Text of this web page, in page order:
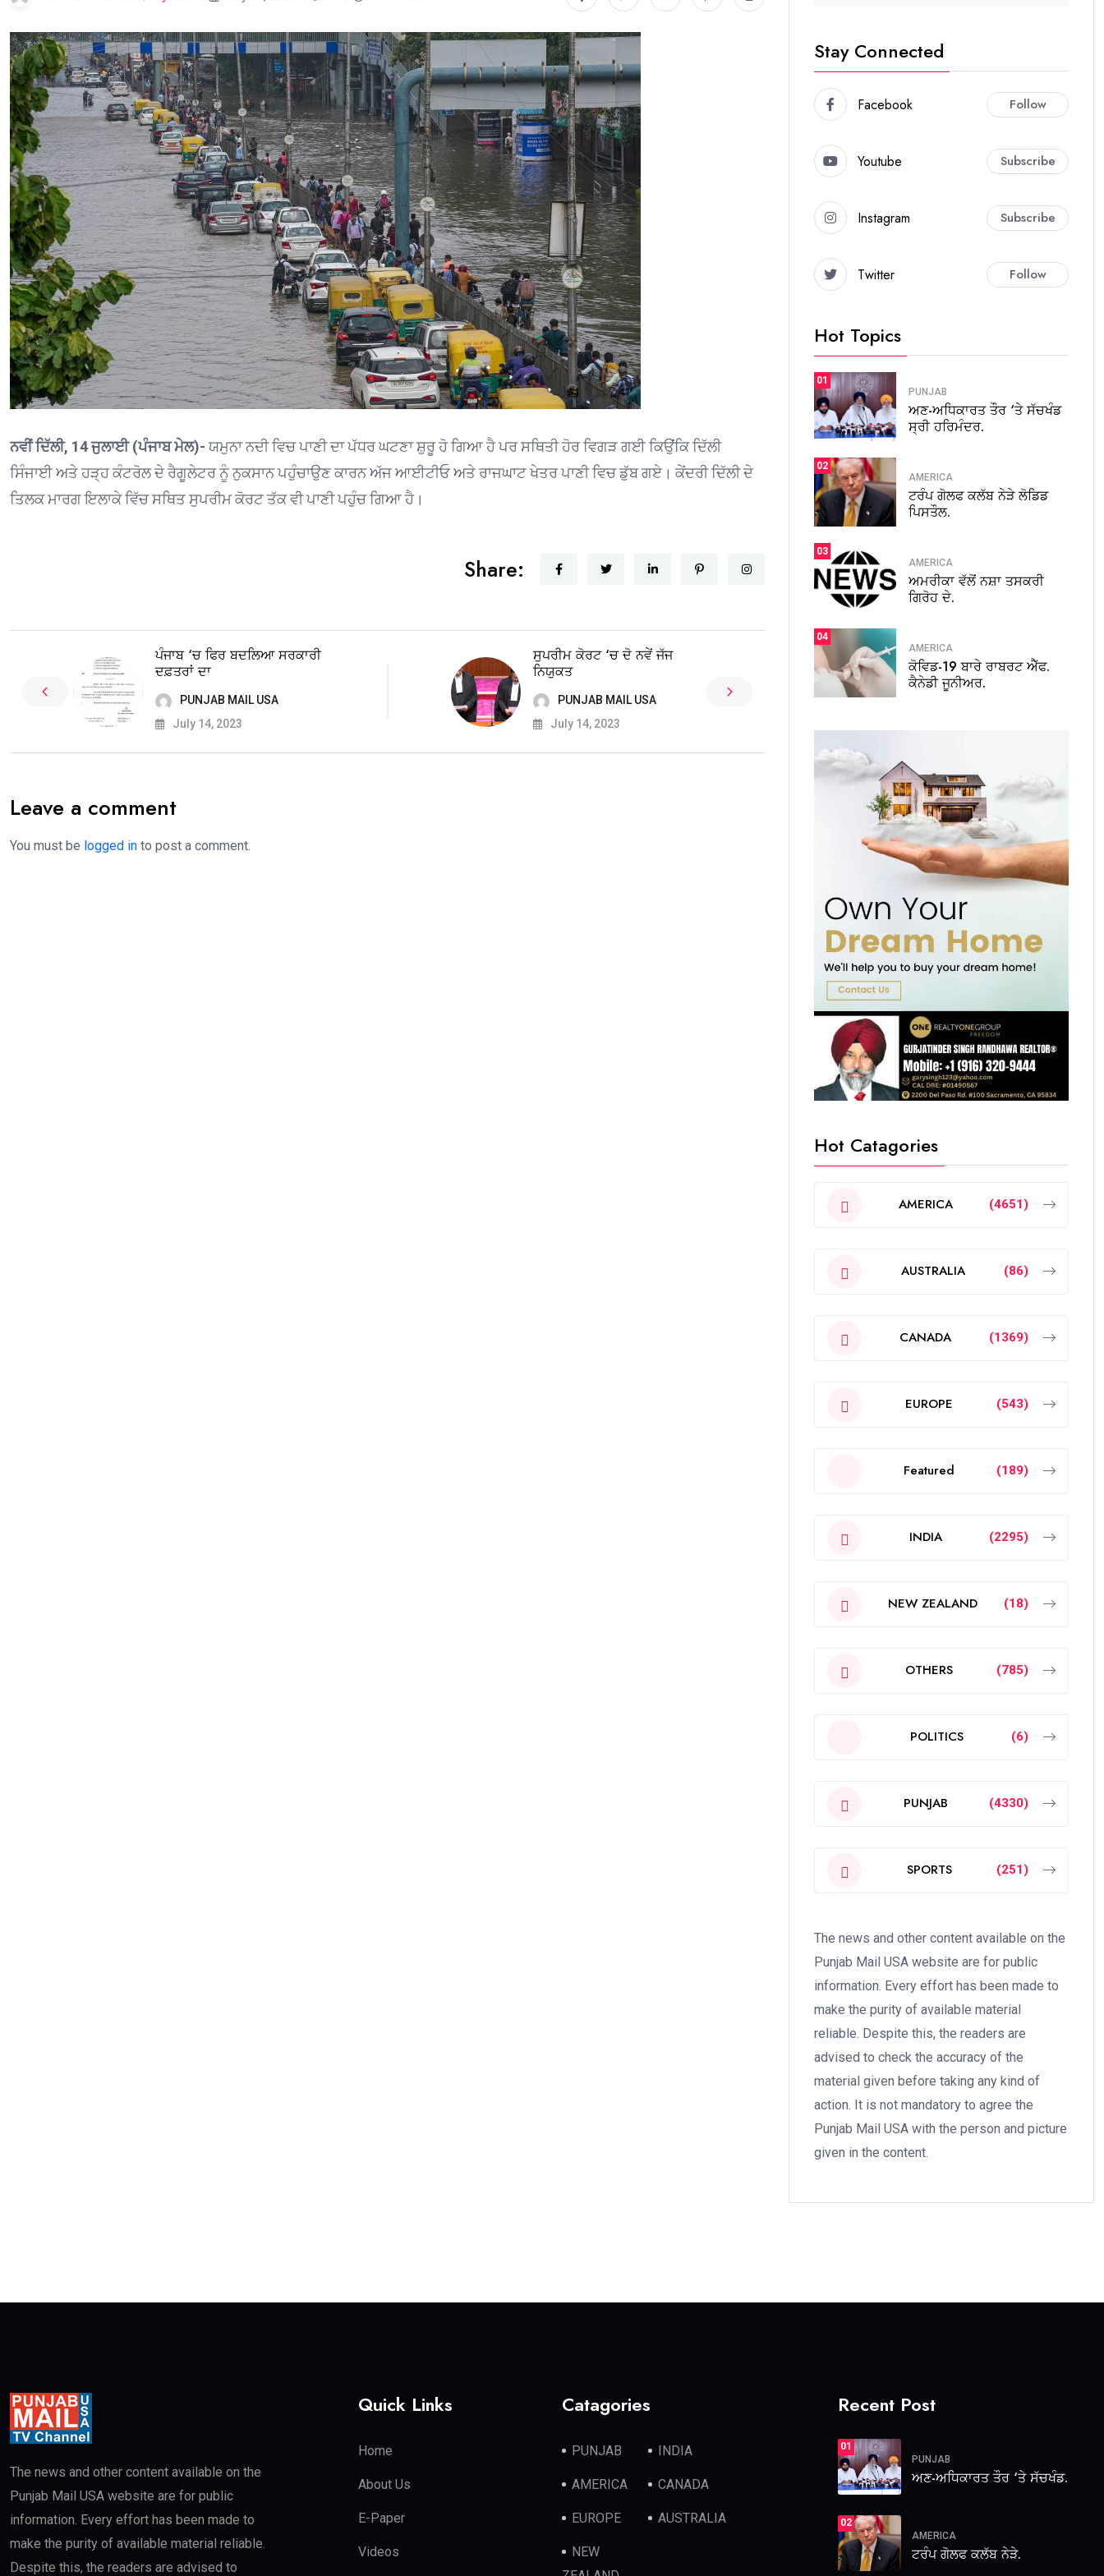
ਨਵੀਂ ਦਿੱਲੀ, 14 ਜੁਲਾਈ (ਪੰਜਾਬ ਮੇਲ)- ਯਮੁਨਾ ਨਦੀ ਵਿਚ ਪਾਣੀ ਦਾ ਪੱਧਰ ਘਟਣਾ ਸ਼ੁਰੂ ਹੋ ਗਿਆ ਹੈ ਪਰ ਸਥਿਤੀ ਹੋਰ ਵਿਗੜ ਗਈ ਕਿਉਂਕਿ ਦਿੱਲੀ
ਸਿੰਜਾਈ ਅਤੇ ਹੜ੍ਹ ਕੰਟਰੋਲ ਦੇ ਰੈਗੂਲੇਟਰ ਨੂੰ ਨੁਕਸਾਨ ਪਹੁੰਚਾਉਣ ਕਾਰਨ ਅੱਜ ਆਈਟੀਓ ਅਤੇ ਰਾਜਘਾਟ ਖੇਤਰ ਪਾਣੀ ਵਿਚ ਡੁੱਬ ਗਏ। ਕੇਂਦਰੀ ਦਿੱਲੀ ਦੇ
ਤਿਲਕ ਮਾਰਗ ਇਲਾਕੇ ਵਿੱਚ ਸਥਿਤ ਸੁਪਰੀਮ ਕੋਰਟ ਤੱਕ ਵੀ ਪਾਣੀ ਪਹੁੰਚ ਗਿਆ ਹੈ।
Share:
ਪੰਜਾਬ ‘ਚ ਫਿਰ ਬਦਲਿਆ ਸਰਕਾਰੀ
ਦਫ਼ਤਰਾਂ ਦਾ
PUNJAB MAIL USA
July 14, 2023
ਸੁਪਰੀਮ ਕੋਰਟ ‘ਚ ਦੋ ਨਵੇਂ ਜੱਜ
ਨਿਯੁਕਤ
PUNJAB MAIL USA
July 14, 2023
Leave a comment
You must be logged in to post a comment.
Stay Connected
Facebook Follow
Youtube Subscribe
Instagram Subscribe
Twitter Follow
Hot Topics
01
PUNJAB
ਅਣ-ਅਧਿਕਾਰਤ ਤੌਰ ‘ਤੇ ਸੱਚਖੰਡ
ਸ੍ਰੀ ਹਰਿਮੰਦਰ.
02
AMERICA
ਟਰੰਪ ਗੋਲਫ ਕਲੱਬ ਨੇੜੇ ਲੋਡਿਡ
ਪਿਸਤੌਲ.
03
AMERICA
ਅਮਰੀਕਾ ਵੱਲੋਂ ਨਸ਼ਾ ਤਸਕਰੀ
ਗਿਰੋਹ ਦੇ.
04
AMERICA
ਕੋਵਿਡ-19 ਬਾਰੇ ਰਾਬਰਟ ਐੱਫ.
ਕੈਨੇਡੀ ਜੂਨੀਅਰ.
Hot Catagories
AMERICA (4651)
AUSTRALIA (86)
CANADA (1369)
EUROPE (543)
Featured (189)
INDIA (2295)
NEW ZEALAND (18)
OTHERS (785)
POLITICS (6)
PUNJAB (4330)
SPORTS (251)
The news and other content available on the
Punjab Mail USA website are for public
information. Every effort has been made to
make the purity of available material
reliable. Despite this, the readers are
advised to check the accuracy of the
material given before taking any kind of
action. It is not mandatory to agree the
Punjab Mail USA with the person and picture
given in the content.
The news and other content available on the
Punjab Mail USA website are for public
information. Every effort has been made to
make the purity of available material reliable.
Despite this, the readers are advised to
Quick Links
Home
About Us
E-Paper
Videos
Catagories
PUNJAB INDIA
AMERICA CANADA
EUROPE AUSTRALIA
NEW
Recent Post
01
PUNJAB
ਅਣ-ਅਧਿਕਾਰਤ ਤੌਰ ‘ਤੇ ਸੱਚਖੰਡ.
02
AMERICA
ਟਰੰਪ ਗੋਲਫ ਕਲੱਬ ਨੇੜੇ.